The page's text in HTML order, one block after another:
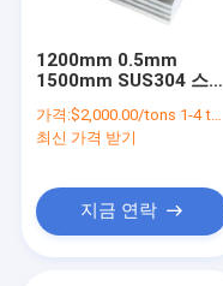
1200mm 0.5mm
1500mm SUS304 스테
4x8 엘리베이터 문
가격:$2,000.00/tons 1-4 tons
최신 가격 받기
지금 연락